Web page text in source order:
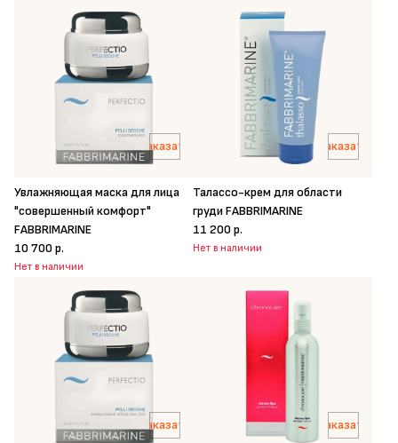
Заказать
Увлажняющая маска для лица
"совершенный комфорт"
FABBRIMARINE
10 700 р.
Нет в наличии
Заказать
Талассо-крем для области
груди FABBRIMARINE
11 200 р.
Нет в наличии
Заказать Заказать